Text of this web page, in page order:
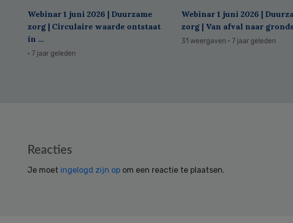
Webinar 1 juni 2026 | Duurzame
zorg | Circulaire waarde ontstaat
in ...
· 7 jaar geleden
Webinar 1 juni 2026 |
zorg | Van afval naar
31 weergaven · 7 jaar geleden
Reacties
Je moet ingelogd zijn op om een reactie te plaatsen.